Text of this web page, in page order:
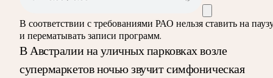
В соответствии с требованиями РАО нельзя ставить на
и перематывать записи программ.
В Австралии на уличных парковках возле
супермаркетов ночью звучит симфоническая